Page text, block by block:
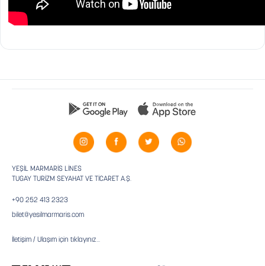
YEŞİL MARMARİS LİNES
TUGAY TURİZM SEYAHAT VE TİCARET A.Ş.
+90 252 413 2323
bilet@yesilmarmaris.com
İletişim / Ulaşım için tıklayınız...